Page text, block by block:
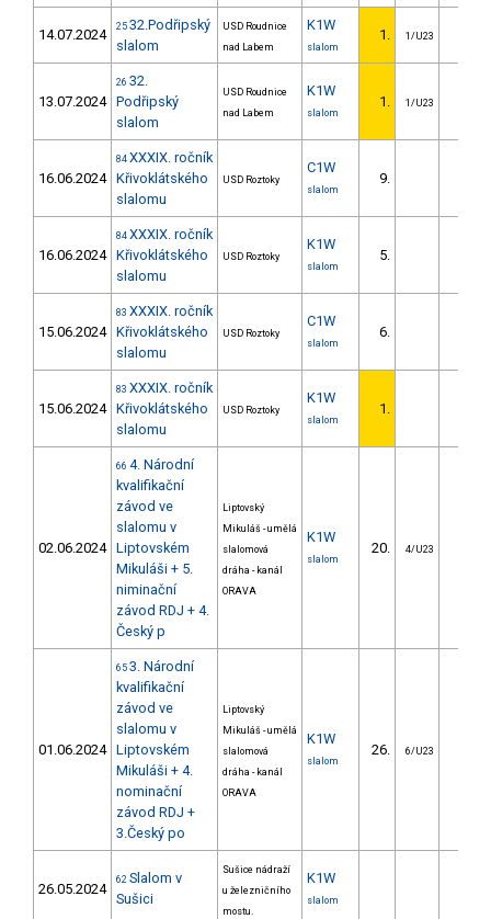
14.07.2024 25 32.Podřipský
slalom
USD Roudnice
nad Labem
K1W
slalom
1. 1/U23
13.07.2024
26 32.
Podřipský
slalom
USD Roudnice
nad Labem
K1W
slalom
1. 1/U23
16.06.2024
84 XXXIX. ročník
Křivoklátského
slalomu
USD Roztoky
C1W
slalom
9.
16.06.2024
84 XXXIX. ročník
Křivoklátského
slalomu
USD Roztoky
K1W
slalom
5.
15.06.2024
83 XXXIX. ročník
Křivoklátského
slalomu
USD Roztoky
C1W
slalom
6.
15.06.2024
83 XXXIX. ročník
Křivoklátského
slalomu
USD Roztoky
K1W
slalom
1.
02.06.2024
66 4. Národní
kvalifikační
závod ve
slalomu v
Liptovském
Mikuláši + 5.
niminační
závod RDJ + 4.
Český p
Liptovský
Mikuláš - umělá
slalomová
dráha - kanál
ORAVA
K1W
slalom
20. 4/U23
01.06.2024
65 3. Národní
kvalifikační
závod ve
slalomu v
Liptovském
Mikuláši + 4.
nominační
závod RDJ +
3.Český po
Liptovský
Mikuláš - umělá
slalomová
dráha - kanál
ORAVA
K1W
slalom
26. 6/U23
26.05.2024
62 Slalom v
Sušici
Sušice nádraží
u železničního
mostu.
K1W
slalom